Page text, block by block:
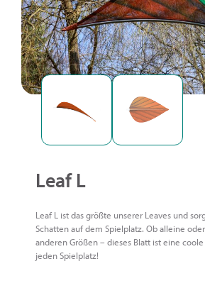
Leaf L
Leaf L ist das größte unserer Leaves und
Schatten auf dem Spielplatz. Ob alleine
anderen Größen – dieses Blatt ist eine
jeden Spielplatz!